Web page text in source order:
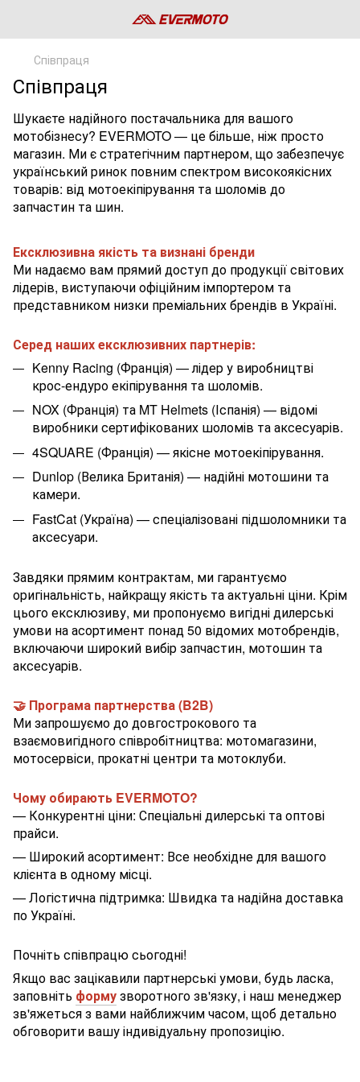
Співпраця
Співпраця
Шукаєте надійного постачальника для вашого
мотобізнесу? EVERMOTO — це більше, ніж просто
магазин. Ми є стратегічним партнером, що забезпечує
український ринок повним спектром високоякісних
товарів: від мотоекіпірування та шоломів до
запчастин та шин.
Ексклюзивна якість та визнані бренди
Ми надаємо вам прямий доступ до продукції світових
лідерів, виступаючи офіційним імпортером та
представником низки преміальних брендів в Україні.
Серед наших ексклюзивних партнерів:
Kenny Racing (Франція) — лідер у виробництві
крос-ендуро екіпірування та шоломів.
NOX (Франція) та MT Helmets (Іспанія) — відомі
виробники сертифікованих шоломів та аксесуарів.
4SQUARE (Франція) — якісне мотоекіпірування.
Dunlop (Велика Британія) — надійні мотошини та
камери.
FastCat (Україна) — спеціалізовані підшоломники та
аксесуари.
Завдяки прямим контрактам, ми гарантуємо
оригінальність, найкращу якість та актуальні ціни. Крім
цього ексклюзиву, ми пропонуємо вигідні дилерські
умови на асортимент понад 50 відомих мотобрендів,
включаючи широкий вибір запчастин, мотошин та
аксесуарів.
🤝 Програма партнерства (B2B)
Ми запрошуємо до довгострокового та
взаємовигідного співробітництва: мотомагазини,
мотосервіси, прокатні центри та мотоклуби.
Чому обирають EVERMOTO?
— Конкурентні ціни: Спеціальні дилерські та оптові
прайси.
— Широкий асортимент: Все необхідне для вашого
клієнта в одному місці.
— Логістична підтримка: Швидка та надійна доставка
по Україні.
Почніть співпрацю сьогодні!
Якщо вас зацікавили партнерські умови, будь ласка,
заповніть формузворотного зв'язку, і наш менеджер
зв'яжеться з вами найближчим часом, щоб детально
обговорити вашу індивідуальну пропозицію.